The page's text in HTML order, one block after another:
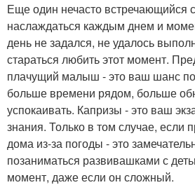
Еще один нечасто встречающийся
наслаждаться каждым днем и
день не задался, не удалось
стараться любить этот момент.
плачущий малыш - это ваш шанс
больше времени рядом, больше
успокаивать. Капризы - это ваш
знания. Только в том случае, если
дома из-за погоды - это
позаниматься развивашками с
момент, даже если он сложный.